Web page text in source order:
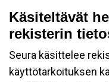
Käsiteltävät
rekisterin
Seura käsittelee
käyttötarkoituksen